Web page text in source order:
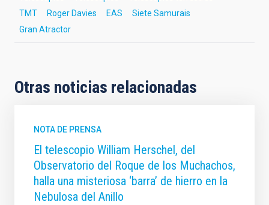
TMT
Roger Davies EAS
Siete Samurais
Gran Atractor
Otras noticias relacionadas
NOTA DE PRENSA
El telescopio William Herschel, del
Observatorio del Roque de los Muchachos,
halla una misteriosa ‘barra’ de hierro en la
Nebulosa del Anillo